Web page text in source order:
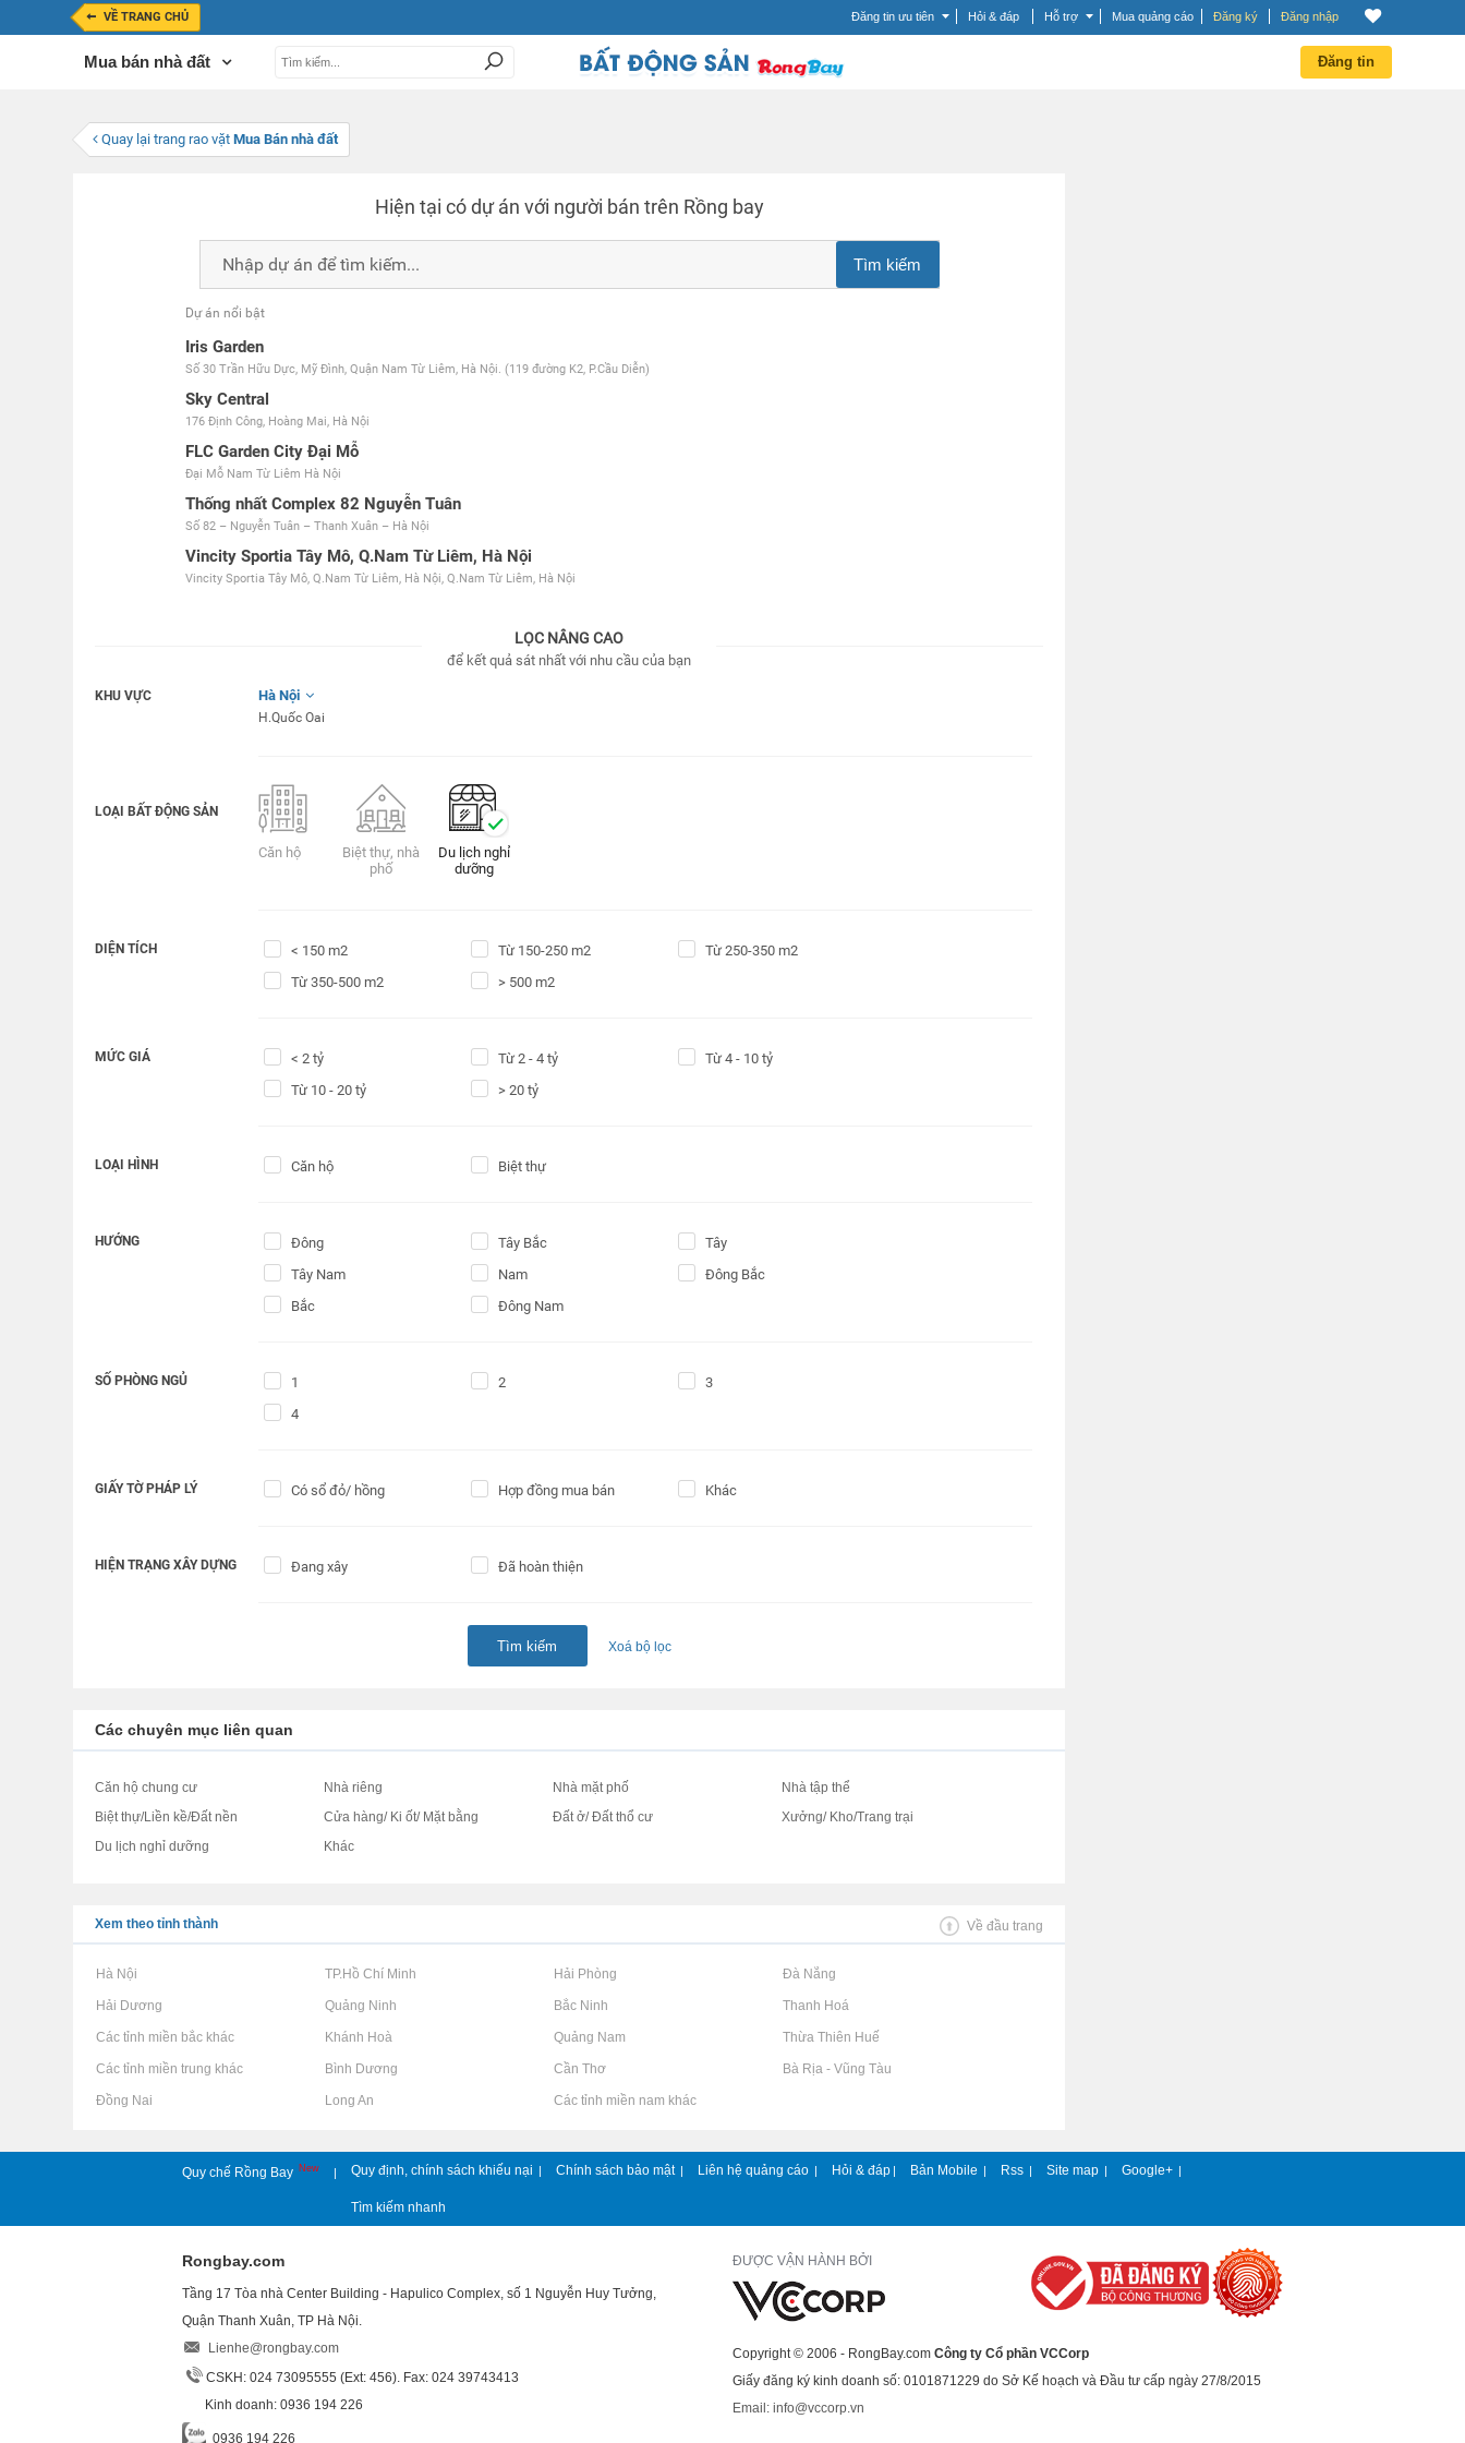
VỀ TRANG CHỦ Đăng tin ưu tiên Hỏi & đáp Hỗ trợ Mua quảng cáo Đăng ký Đăng nhập
Mua bán nhà đất Đăng tin
Quay lại trang rao vặt Mua Bán nhà đất
Hiện tại códự án với người bán trên Rồng bay
Dự án nổi bật
Iris Garden
Số 30 Trần Hữu Dực, Mỹ Đình, Quận Nam Từ Liêm, Hà Nội. (119 đường K2, P.Cầu Diễn)
Sky Central
176 Định Công, Hoàng Mai, Hà Nội
FLC Garden City Đại Mỗ
Đại Mỗ Nam Từ Liêm Hà Nội
Thống nhất Complex 82 Nguyễn Tuân
Số 82 – Nguyễn Tuân – Thanh Xuân – Hà Nội
Vincity Sportia Tây Mô, Q.Nam Từ Liêm, Hà Nội
Vincity Sportia Tây Mô, Q.Nam Từ Liêm, Hà Nội, Q.Nam Từ Liêm, Hà Nội
LỌC NÂNG CAO
để kết quả sát nhất với nhu cầu của bạn
KHU VỰC Hà Nội
H.Quốc Oai
LOẠI BẤT ĐỘNG SẢN
Căn hộ
Biệt thự, nhà
phố
Du lịch nghỉ
dưỡng
DIỆN TÍCH < 150 m2 Từ 150-250 m2
Từ 250-350 m2
Từ 350-500 m2
> 500 m2
MỨC GIÁ < 2 tỷ Từ 2 - 4 tỷ
Từ 4 - 10 tỷ
Từ 10 - 20 tỷ
> 20 tỷ
LOẠI HÌNH Căn hộ Biệt thự
HƯỚNG Đông Tây Bắc
Tây
Tây Nam
Nam
Đông Bắc
Bắc
Đông Nam
SỐ PHÒNG NGỦ 1 2
3
4
GIẤY TỜ PHÁP LÝ Có sổ đỏ/ hồng Hợp đồng mua bán Khác
HIỆN TRẠNG XÂY DỰNG Đang xây Đã hoàn thiện
Tìm kiếm Xoá bộ lọc
Các chuyên mục liên quan
Căn hộ chung cư Nhà riêng Nhà mặt phố
Nhà tập thể
Biệt thự/Liền kề/Đất nền
Cửa hàng/ Ki ốt/ Mặt bằng Đất ở/ Đất thổ cư
Xưởng/ Kho/Trang trại
Du lịch nghỉ dưỡng
Khác
Xem theo tỉnh thành Về đầu trang
Rao vặt tại Hà Nội Rao vặt tại TP.Hồ Chí Minh Rao vặt tại Hải Phòng Rao vặt tại Đà Nẵng
Rao vặt tại Hải Dương Rao vặt tại Quảng Ninh Rao vặt tại Bắc Ninh Rao vặt tại Thanh Hoá
Rao vặt tại Các tỉnh miền bắc khác Rao vặt tại Khánh Hoà Rao vặt tại Quảng Nam Rao vặt tại Thừa Thiên Huế
Rao vặt tại Các tỉnh miền trung khác Rao vặt tại Bình Dương Rao vặt tại Cần Thơ Rao vặt tại Bà Rịa - Vũng Tàu
Rao vặt tại Đồng Nai Rao vặt tại Long An Rao vặt tại Các tỉnh miền nam khác
Quy chế Rồng Bay New | Quy định, chính sách khiếu nại | Chính sách bảo mật | Liên hệ quảng cáo | Hỏi & đáp | Bản Mobile | Rss | Site map | Google+ |
Tìm kiếm nhanh
Rongbay.com
Tầng 17 Tòa nhà Center Building - Hapulico Complex, số 1 Nguyễn Huy Tưởng,
Quận Thanh Xuân, TP Hà Nội.
Lienhe@rongbay.com
CSKH: 024 73095555 (Ext: 456). Fax: 024 39743413
Kinh doanh: 0936 194 226
0936 194 226
ĐƯỢC VẬN HÀNH BỞI
Copyright © 2006 - RongBay.com Công ty Cổ phần VCCorp
Giấy đăng ký kinh doanh số: 0101871229 do Sở Kế hoạch và Đầu tư cấp ngày 27/8/2015
Email: info@vccorp.vn